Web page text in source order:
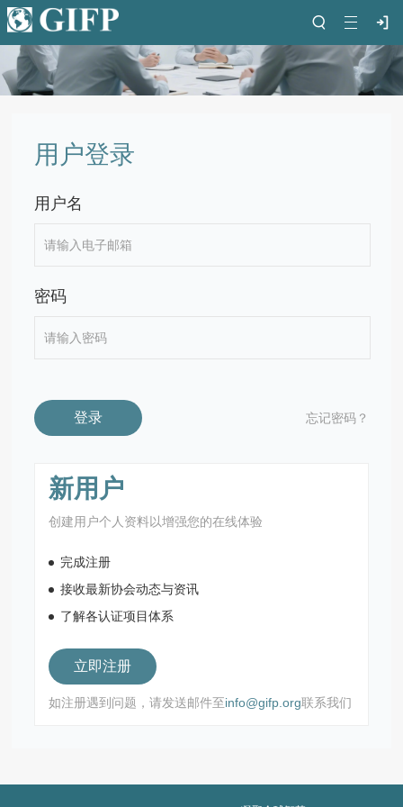
用户登录
用户名
密码
登录 忘记密码？
新用户
创建用户个人资料以增强您的在线体验
完成注册
接收最新协会动态与资讯
了解各认证项目体系
立即注册
如注册遇到问题，请发送邮件至info@gifp.org联系我们